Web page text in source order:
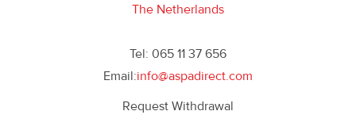
The Netherlands
Tel: 065 11 37 656
Email:info@aspadirect.com
Request Withdrawal